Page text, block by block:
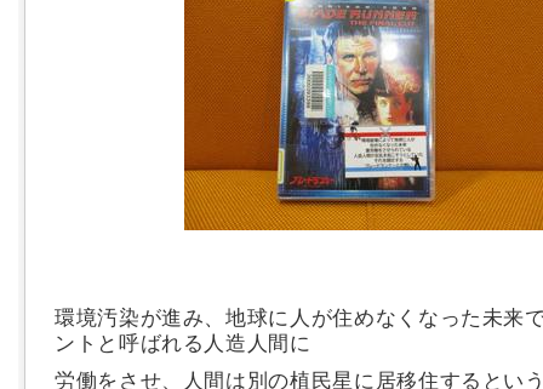
環境汚染が進み、地球に人が住めなくなった未来
ントと呼ばれる人造人間に
労働をさせ、人間は別の植民星に居移住するとい